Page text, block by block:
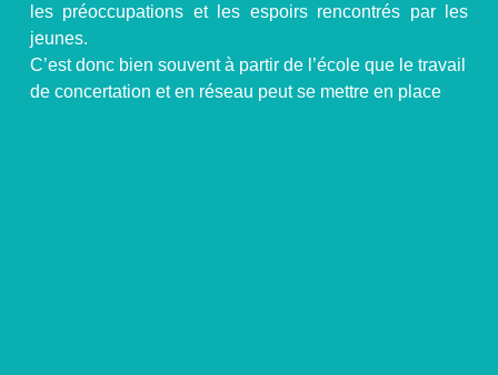
les préoccupations et les espoirs rencontrés par les
jeunes.
C’est donc bien souvent à partir de l’école que le travail
de concertation et en réseau peut se mettre en place